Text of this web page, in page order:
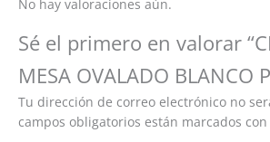
No hay valoraciones aún.
Sé el primero en valorar
MESA OVALADO BLANCO
Tu dirección de correo electrónico no
campos obligatorios están marcados con